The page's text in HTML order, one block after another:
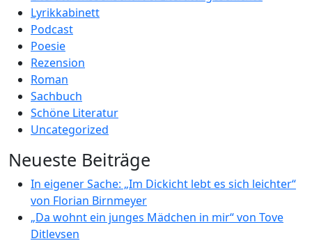
Lyrikkabinett
Podcast
Poesie
Rezension
Roman
Sachbuch
Schöne Literatur
Uncategorized
Neueste Beiträge
In eigener Sache: „Im Dickicht lebt es sich leichter“
von Florian Birnmeyer
„Da wohnt ein junges Mädchen in mir“ von Tove
Ditlevsen